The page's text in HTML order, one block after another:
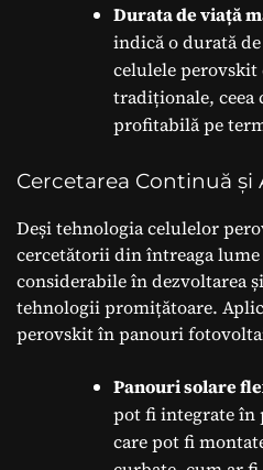
Durata de viață
indică o durată
celulele
tradiționale, ceea
profitabilă pe
Cercetarea Continuă
Deși tehnologia celulelor
cercetătorii din întreaga lume
considerabile în dezvoltarea
tehnologii promițătoare.
perovskit în panouri
Panouri solare
pot fi integrate în
care pot fi